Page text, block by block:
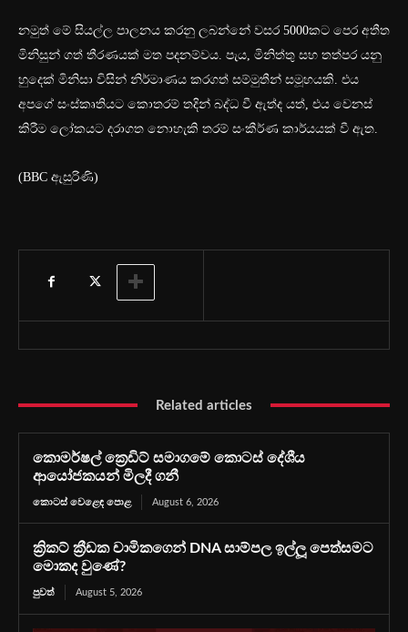
නමුත් මේ සියල්ල පාලනය කරනු ලබන්නේ වසර 5000කට පෙර අතීත
මිනිසුන් ගත් තීරණයක් මත පදනම්වය. පැය, මිනිත්තු සහ තත්පර යනු
හුදෙක් මිනිසා විසින් නිර්මාණය කරගත් සම්මුතීන් සමූහයකි. එය
අපගේ සංස්කෘතියට කොතරම් තදින් බද්ධ වී ඇත්ද යත්, එය වෙනස්
කිරීම ලෝකයට දරාගත නොහැකි තරම් සංකීර්ණ කාර්යයක් වී ඇත.
(BBC ඇසුරිණි)
Related articles
කොමර්ෂල් ක්‍රෙඩිට් සමාගමේ කොටස් දේශීය
ආයෝජකයන් මිලදී ගනී
කොටස් වෙළෙඳ පොළ August 6, 2026
ක්‍රිකට් ක්‍රීඩක චාමිකගෙන් DNA සාම්පල ඉල්ලූ පෙත්සමට
මොකද වුණේ?
පුවත් August 5, 2026